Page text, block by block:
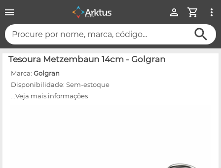
Procure por nome, marca, código...
Tesoura Metzembaun 14cm - Golgran
Marca: Golgran
Disponibilidade: Sem-estoque
...Veja mais informações